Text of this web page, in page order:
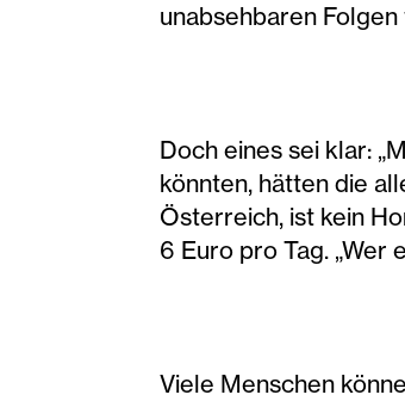
unabsehbaren
Doch eines sei klar:
könnten, hätten die
Österreich, ist kein
6 Euro pro Tag. „Wer
Viele Menschen